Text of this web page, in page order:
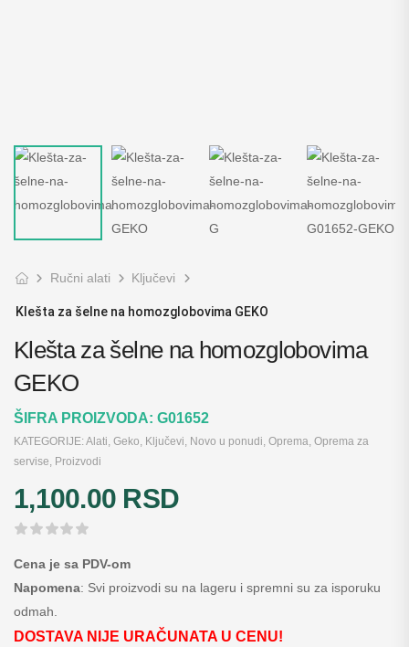
Ručni alati Ključevi
Klešta za šelne na homozglobovima GEKO
Klešta za šelne na homozglobovima
GEKO
ŠIFRA PROIZVODA: G01652
KATEGORIJE: Alati, Geko, Ključevi, Novo u ponudi, Oprema, Oprema za
servise, Proizvodi
1,100.00 RSD
Cena je sa PDV-om
Napomena: Svi proizvodi su na lageru i spremni su za isporuku
odmah.
DOSTAVA NIJE URAČUNATA U CENU!